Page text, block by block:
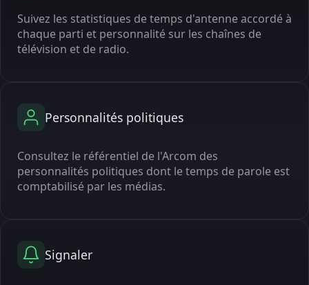
Suivez les statistiques de temps d'antenne accordé à
chaque parti et personnalité sur les chaînes de
télévision et de radio.
Personnalités politiques
Consultez le référentiel de l'Arcom des
personnalités politiques dont le temps de parole est
comptabilisé par les médias.
Signaler